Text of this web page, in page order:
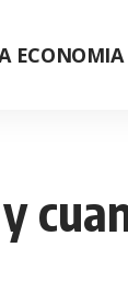
ECONOMIA